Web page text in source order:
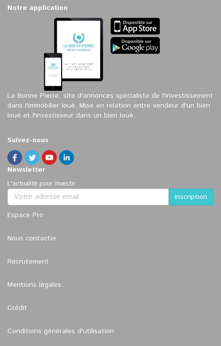
Notre application
La Bonne Pierre, site d'annonces spécialiste de l'investissement
dans l'immobilier loué. Mise en relation entre vendeur d'un bien
loué et l'investisseur dans un bien loué.
Suivez-nous
Newsletter
L'actualité pour investir
Espace Pro
Nous contacter
Recrutement
Mentions légales
Crédit
Conditions générales d'utilisation